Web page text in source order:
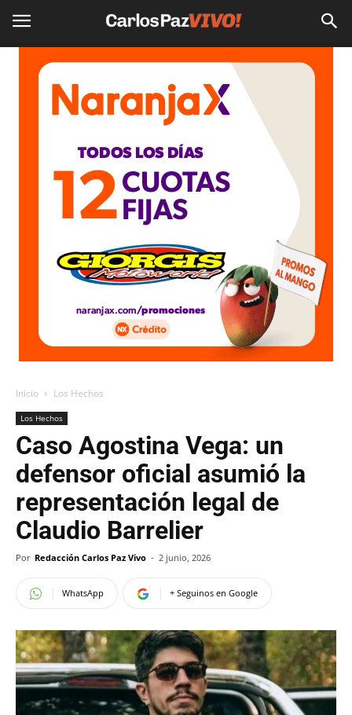
Inicio Los Hechos
Los Hechos
Caso Agostina Vega: un
defensor oficial asumió la
representación legal de
Claudio Barrelier
Por Redacción Carlos Paz Vivo - 2 junio, 2026
WhatsApp + Seguinos en Google